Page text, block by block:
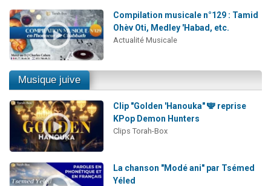
Compilation musicale n°129 : Tamid
Ohèv Oti, Medley 'Habad, etc.
Actualité Musicale
Musique juive
Clip "Golden 'Hanouka" 🕎 reprise
KPop Demon Hunters
Clips Torah-Box
La chanson "Modé ani" par Tsémed
Yéled